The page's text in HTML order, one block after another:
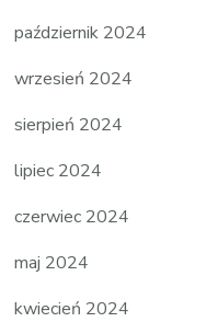
październik 2024
wrzesień 2024
sierpień 2024
lipiec 2024
czerwiec 2024
maj 2024
kwiecień 2024